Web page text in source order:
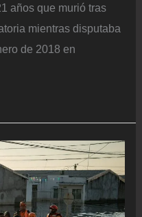
años que murió tras
mientras disputaba
de 2018 en